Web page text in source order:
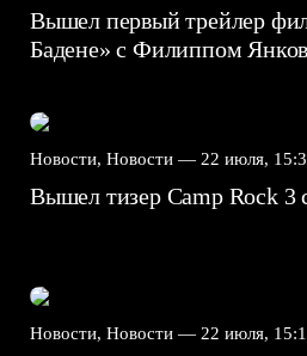
Вышел первый трейлер
Бадене» с Филиппом
Новости, Новости — 22 июля,
Вышел тизер Camp Rock 3
Новости, Новости — 22 июля,